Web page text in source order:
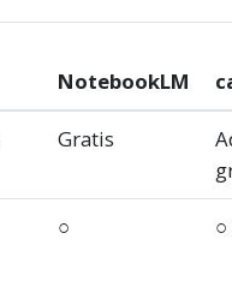
NotebookLM
Gratis
○ ○